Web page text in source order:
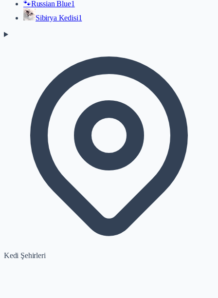
🐾Russian Blue1
Sibirya Kedisi1
Kedi Şehirleri